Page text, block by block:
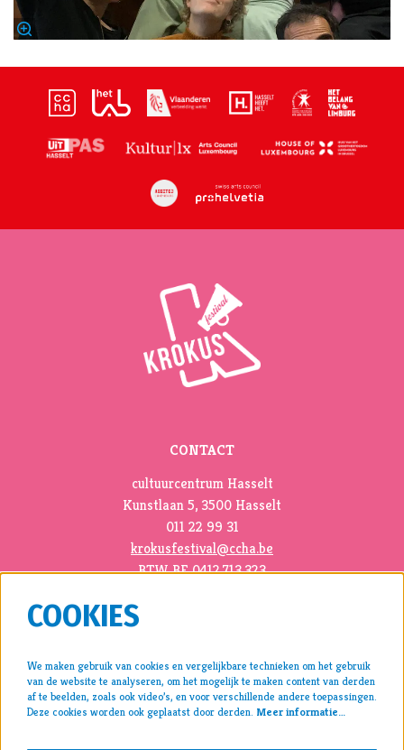
CONTACT
cultuurcentrum Hasselt
Kunstlaan 5, 3500 Hasselt
011 22 99 31
krokusfestival@ccha.be
BTW BE 0412.713.323
pers >
archief >
COOKIES
We maken gebruik van cookies en vergelijkbare technieken om het gebruik
van de website te analyseren, om het mogelijk te maken content van derden
af te beelden, zoals ook video’s, en voor verschillende andere toepassingen.
Deze cookies worden ook geplaatst door derden. Meer informatie…